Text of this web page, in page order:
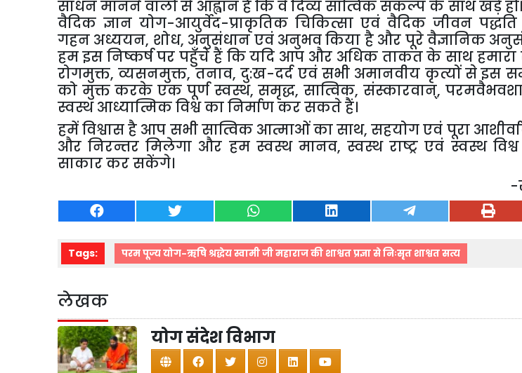
साधनमाननेवालोंसे आह्वानहैंकिवेदिव्यसात्विकसंकल्पके साथखड़ेहों।
वैदिक ज्ञान योग-आयुर्वेद-प्राकृतिक चिकित्सा एवं वैदिक जीवन पद्धति
गहन अध्ययन, शोध, अनुसंधान एवं अनुभवकिया है और पूरेवैज्ञानिक
हम इस निष्कर्ष पर पहुँचे हैं कि यदि आप और अधिक ताकत के साथ हमारा
रोगमुक्त,व्यसनमुक्त,तनाव,दु:ख-दर्द एवं सभी अमानवीय कृत्यों से इस
को मुक्त करके एक पूर्ण स्वस्थ,समृद्ध,सात्विक, संस्कारवान्,
स्वस्थ आध्यात्मिकविश्वकानिर्माणकरसकतेहैं।
हमेंविश्वासहै आप सभीसात्विक आत्माओंकासाथ,सहयोगएवं पूरा
और निरन्तर मिलेगा और हम स्वस्थ मानव,स्वस्थ राष्ट्र एवं स्वस्थ विश्व
साकारकरसकेंगे।
-
Tags: परम पूज्य योग-ऋषि श्रद्धेय स्वामी जी महाराज की शाश्वत प्रज्ञा से निःसृत शाश्वत सत्य
लेखक
योग संदेश विभाग